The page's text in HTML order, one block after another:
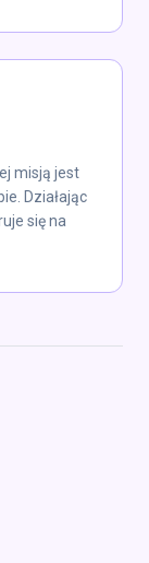
misją jest
Działając
się na